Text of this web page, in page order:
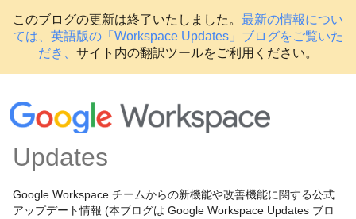
このブログの更新は終了いたしました。 最新の情報につい
ては、英語版の「Workspace Updates」ブログをご覧いた
だき、 サイト内の翻訳ツールをご利用ください。
Updates
Google Workspace チームからの新機能や改善機能に関する公式
アップデート情報 (本ブログは Google Workspace Updates ブロ